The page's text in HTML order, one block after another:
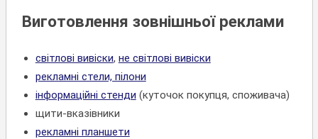
Виготовлення зовнішньої реклами
світлові вивіски, не світлові вивіски
рекламні стели, пілони
інформаційні стенди (куточок покупця, споживача)
щити-вказівники
рекламні планшети